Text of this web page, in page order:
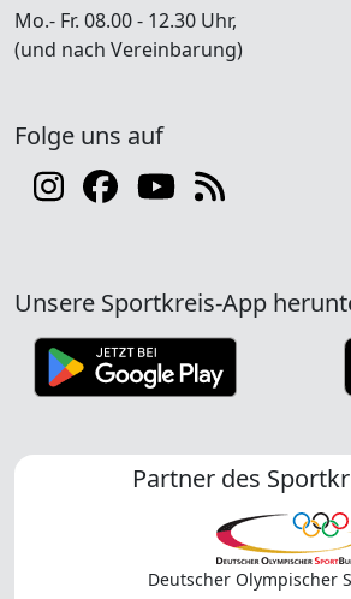
Mo.- Fr. 08.00 - 12.30 Uhr,
(und nach Vereinbarung)
Folge uns auf
Unsere Sportkreis-App
Partner des
Deutscher Olympischer